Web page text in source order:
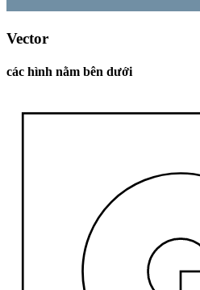
Vector
các hình nằm bên dưới